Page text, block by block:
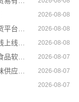
2026-08-08
2026-08-08
2026-08-08
湖北省惠物电子商务有限公司：畅销生鲜食品软件功能解析 2026-08-07
全程护航量贩零食铺无忧经营，河南零百味供应链有限公司 2026-08-07
2026-08-07